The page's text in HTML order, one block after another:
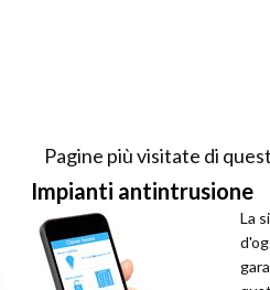
Pagine più visitate di
Impianti antintrusione
La